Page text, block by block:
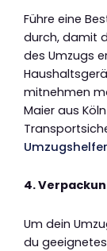
Führe eine
durch, damit
des Umzugs
mitnehmen
Maier aus
Umzugshelfer
4.
Um dein
du